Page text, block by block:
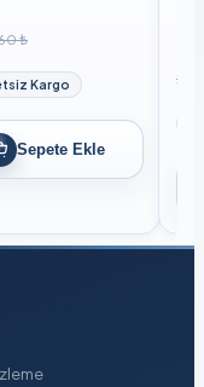
₺
Kargo
Sepete Ekle